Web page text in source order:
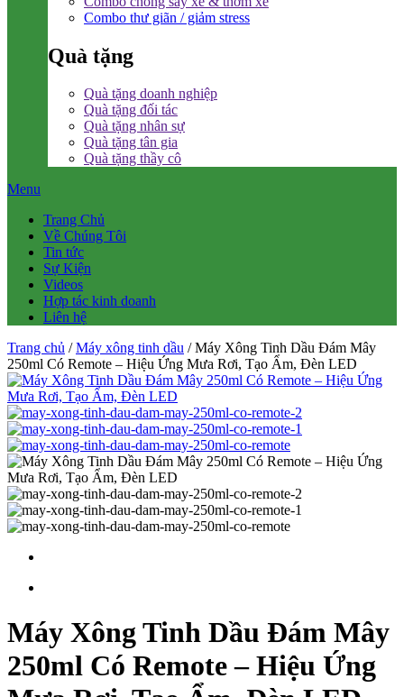
Combo thư giãn / giảm stress
Quà tặng
Quà tặng doanh nghiệp
Quà tặng đối tác
Quà tặng nhân sự
Quà tặng tân gia
Quà tặng thầy cô
Menu
Trang Chủ
Về Chúng Tôi
Tin tức
Sự Kiện
Videos
Hợp tác kinh doanh
Liên hệ
Trang chủ /Máy xông tinh dầu / Máy Xông Tinh Dầu Đám Mây
250ml Có Remote – Hiệu Ứng Mưa Rơi, Tạo Ẩm, Đèn LED
Máy Xông Tinh Dầu Đám Mây
250ml Có Remote – Hiệu Ứng